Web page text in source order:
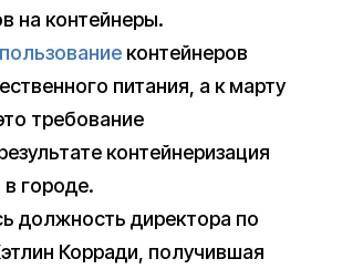
на контейнеры.
контейнеров
питания, а к марту
требование
контейнеризация
городе.
должность директора по
Корради, получившая